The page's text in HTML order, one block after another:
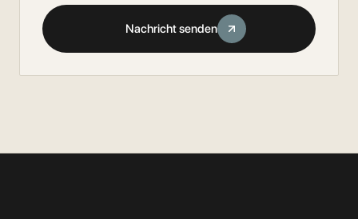
Nachricht senden